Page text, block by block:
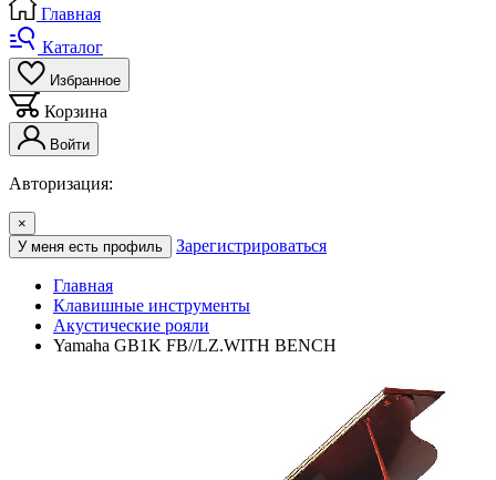
Главная
Каталог
Избранное
Корзина
Войти
Авторизация:
×
У меня есть профиль
Зарегистрироваться
Главная
Клавишные инструменты
Акустические рояли
Yamaha GB1K FB//LZ.WITH BENCH